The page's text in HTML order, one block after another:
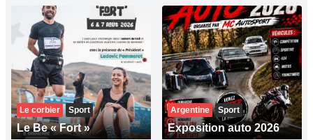
Le corbier Sport
Le Be « Fort »
Argentine Sport
Exposition auto 2026